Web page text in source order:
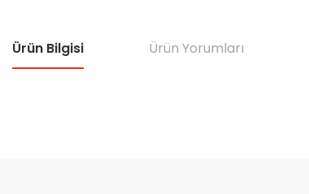
Ürün Bilgisi Ürün Yorumları